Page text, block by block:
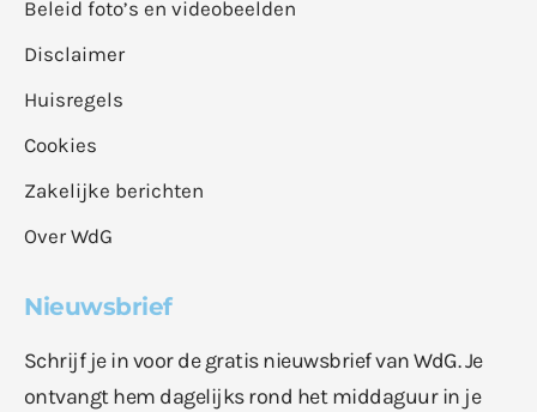
Beleid foto’s en videobeelden
Disclaimer
Huisregels
Cookies
Zakelijke berichten
Over WdG
Nieuwsbrief
Schrijf je in voor de gratis nieuwsbrief van WdG. Je
ontvangt hem dagelijks rond het middaguur in je